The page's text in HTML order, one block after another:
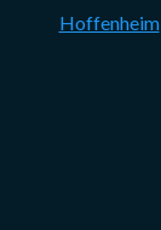
Hoffenheim